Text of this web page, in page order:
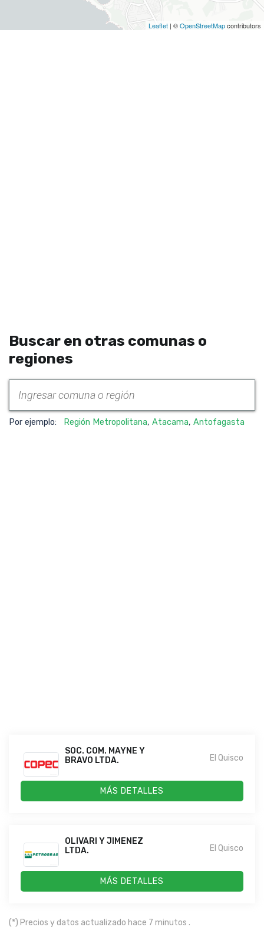
Leaflet | ©OpenStreetMapcontributors
Buscar en otras comunas o
regiones
Por ejemplo: Región Metropolitana, Atacama, Antofagasta
SOC. COM. MAYNE Y
BRAVO LTDA.
El Quisco
MÁS DETALLES
OLIVARI Y JIMENEZ
LTDA.
El Quisco
MÁS DETALLES
(*) Precios y datos actualizado hace 7 minutos .